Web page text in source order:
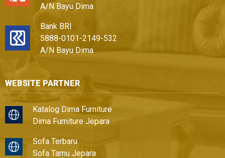
A/N Bayu Dima
Bank BRI
5888-0101-2149-532
A/N Bayu Dima
WEBSITE PARTNER
Katalog Dima Furniture
Dima Furniture Jepara
Sofa Terbaru
Sofa Tamu Jepara